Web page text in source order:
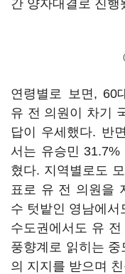
간 양자대결로 진행
연령별로 보면, 60
유 전 의원이 차기
답이 우세했다. 반
서는 유승민
혔다. 지역별로도
표로 유 전 의원을
수 텃밭인 영남에
수도권에서도 유
풍향계로 읽히는
의 지지를 받으며